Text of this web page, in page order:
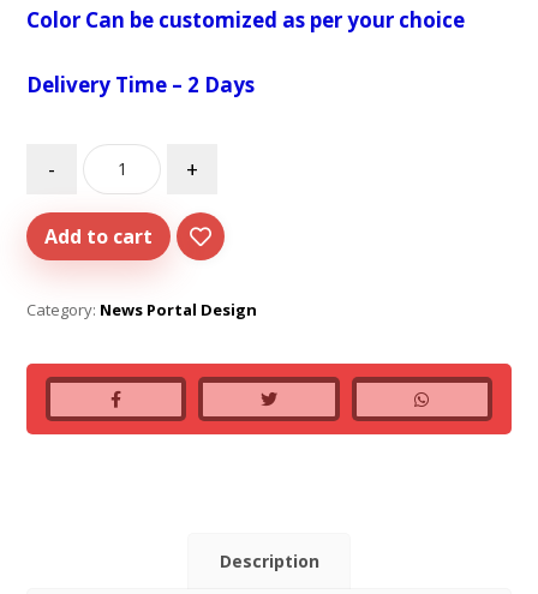
Color Can be customized as per your choice
Delivery Time – 2 Days
- +
Add to cart
Category: News Portal Design
Description